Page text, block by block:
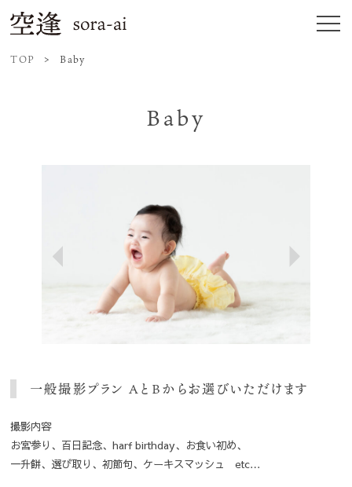
お知らせ
成人式
オーダーフロー
空逢 sora-ai について
お問い合わせ
TOP Baby
Baby
Previous Next
一般撮影プラン AとBからお選びいただけます
撮影内容
お宮参り、百日記念、harf birthday、お食い初め、
一升餅、選び取り、初節句、ケーキスマッシュ etc…